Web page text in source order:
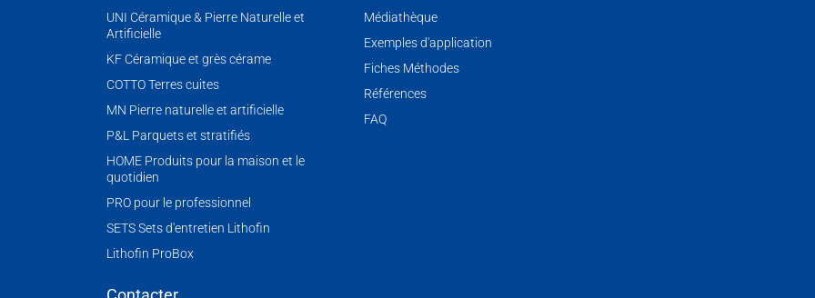
UNI Céramique & Pierre Naturelle et
Artificielle
KF Céramique et grès cérame
COTTO Terres cuites
MN Pierre naturelle et artificielle
P&L Parquets et stratifiés
HOME Produits pour la maison et le
quotidien
PRO pour le professionnel
SETS Sets d'entretien Lithofin
Lithofin ProBox
Médiathèque
Exemples d'application
Fiches Méthodes
Références
FAQ